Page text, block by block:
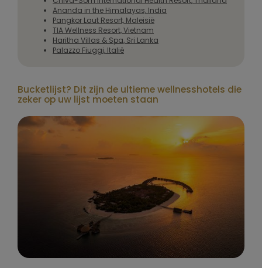
Ananda in the Himalayas, India
Pangkor Laut Resort, Maleisië
TIA Wellness Resort, Vietnam
Haritha Villas & Spa, Sri Lanka
Palazzo Fiuggi, Italië
Bucketlijst? Dit zijn de ultieme wellnesshotels die
zeker op uw lijst moeten staan